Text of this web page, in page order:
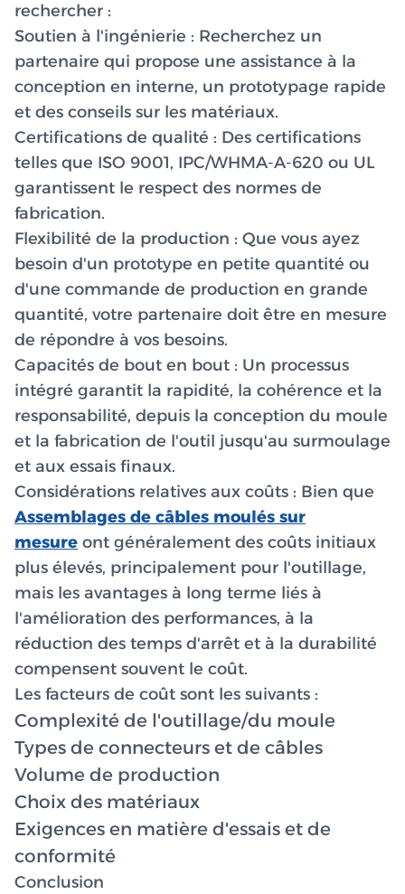
rechercher :
Soutien à l'ingénierie : Recherchez un
partenaire qui propose une assistance à la
conception en interne, un prototypage rapide
et des conseils sur les matériaux.
Certifications de qualité : Des certifications
telles que ISO 9001, IPC/WHMA-A-620 ou UL
garantissent le respect des normes de
fabrication.
Flexibilité de la production : Que vous ayez
besoin d'un prototype en petite quantité ou
d'une commande de production en grande
quantité, votre partenaire doit être en mesure
de répondre à vos besoins.
Capacités de bout en bout : Un processus
intégré garantit la rapidité, la cohérence et la
responsabilité, depuis la conception du moule
et la fabrication de l'outil jusqu'au surmoulage
et aux essais finaux.
Considérations relatives aux coûts : Bien que
Assemblages de câbles moulés sur
mesure ont généralement des coûts initiaux
plus élevés, principalement pour l'outillage,
mais les avantages à long terme liés à
l'amélioration des performances, à la
réduction des temps d'arrêt et à la durabilité
compensent souvent le coût.
Les facteurs de coût sont les suivants :
Complexité de l'outillage/du moule
Types de connecteurs et de câbles
Volume de production
Choix des matériaux
Exigences en matière d'essais et de
conformité
Conclusion